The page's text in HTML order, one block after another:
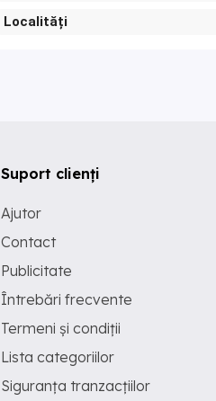
Localități
Suport clienți
Ajutor
Contact
Publicitate
Întrebări frecvente
Termeni și condiții
Lista categoriilor
Siguranța tranzacțiilor